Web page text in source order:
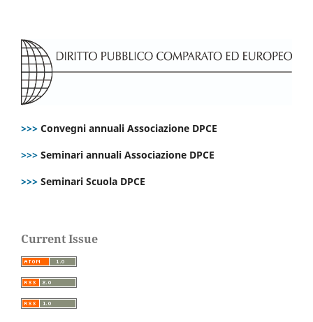
>>> Convegni annuali Associazione DPCE
>>> Seminari annuali Associazione DPCE
>>> Seminari Scuola DPCE
Current Issue